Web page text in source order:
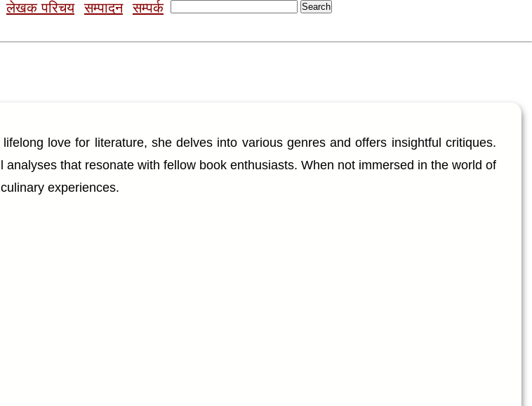
लेखक परिचय सम्पादन सम्पर्क
for:
love for literature, she delves into various genres and offers insightful critiques.
that resonate with fellow book enthusiasts. When not immersed in the world of
experiences.